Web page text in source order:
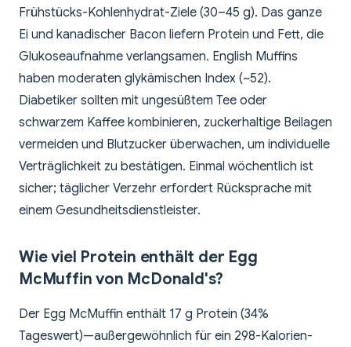
Frühstücks-Kohlenhydrat-Ziele (30–45 g). Das ganze
Ei und kanadischer Bacon liefern Protein und Fett, die
Glukoseaufnahme verlangsamen. English Muffins
haben moderaten glykämischen Index (~52).
Diabetiker sollten mit ungesüßtem Tee oder
schwarzem Kaffee kombinieren, zuckerhaltige Beilagen
vermeiden und Blutzucker überwachen, um individuelle
Verträglichkeit zu bestätigen. Einmal wöchentlich ist
sicher; täglicher Verzehr erfordert Rücksprache mit
einem Gesundheitsdienstleister.
Wie viel Protein enthält der Egg
McMuffin von McDonald's?
Der Egg McMuffin enthält 17 g Protein (34%
Tageswert)—außergewöhnlich für ein 298-Kalorien-